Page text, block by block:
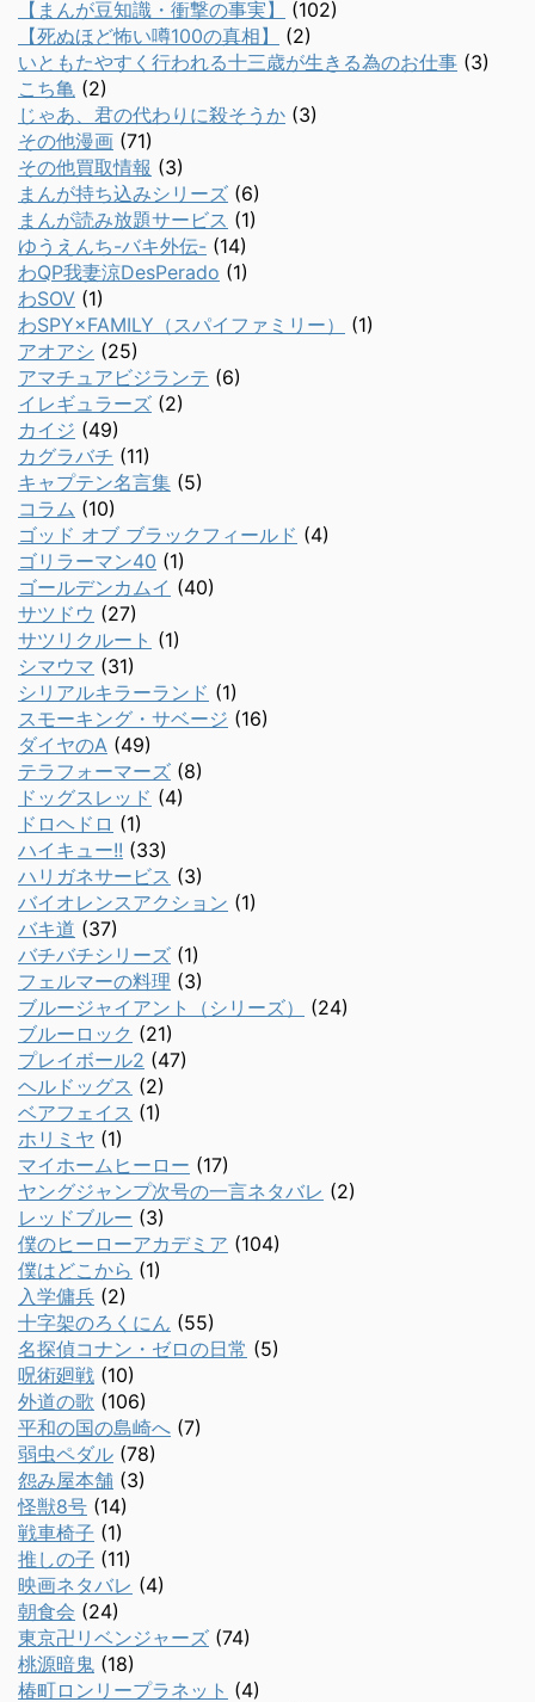
【まんが豆知識・衝撃の事実】
(102)
【死ぬほど怖い噂100の真相】
(2)
いともたやすく行われる十三歳が生きる為のお仕事 (3)
こち亀 (2)
じゃあ、君の代わりに殺そうか (3)
その他漫画 (71)
その他買取情報 (3)
まんが持ち込みシリーズ (6)
まんが読み放題サービス (1)
ゆうえんち-バキ外伝- (14)
わQP我妻涼DesPerado (1)
わSOV (1)
わSPY×FAMILY（スパイファミリー）
(1)
アオアシ (25)
アマチュアビジランテ (6)
イレギュラーズ (2)
カイジ (49)
カグラバチ (11)
キャプテン名言集 (5)
コラム (10)
ゴッド オブ ブラックフィールド (4)
ゴリラーマン40 (1)
ゴールデンカムイ (40)
サツドウ (27)
サツリクルート (1)
シマウマ (31)
シリアルキラーランド (1)
スモーキング・サベージ (16)
ダイヤのA (49)
テラフォーマーズ (8)
ドッグスレッド (4)
ドロヘドロ (1)
ハイキュー!! (33)
ハリガネサービス (3)
バイオレンスアクション (1)
バキ道 (37)
バチバチシリーズ (1)
フェルマーの料理 (3)
ブルージャイアント（シリーズ）
(24)
ブルーロック (21)
プレイボール2 (47)
ヘルドッグス (2)
ベアフェイス (1)
ホリミヤ (1)
マイホームヒーロー (17)
ヤングジャンプ次号の一言ネタバレ (2)
レッドブルー (3)
僕のヒーローアカデミア (104)
僕はどこから (1)
入学傭兵 (2)
十字架のろくにん (55)
名探偵コナン・ゼロの日常 (5)
呪術廻戦 (10)
外道の歌 (106)
平和の国の島崎へ (7)
弱虫ペダル (78)
怨み屋本舗 (3)
怪獣8号 (14)
戦車椅子 (1)
推しの子 (11)
映画ネタバレ (4)
朝食会 (24)
東京卍リベンジャーズ (74)
桃源暗鬼 (18)
椿町ロンリープラネット (4)